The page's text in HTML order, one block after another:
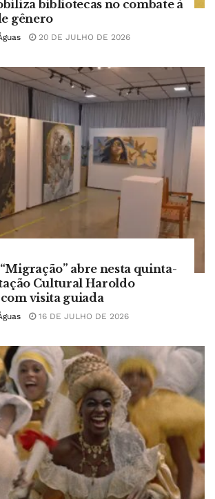
bibliotecas no combate à
gênero
20 DE JULHO DE 2026
abre nesta quinta-
Cultural Haroldo
visita guiada
16 DE JULHO DE 2026